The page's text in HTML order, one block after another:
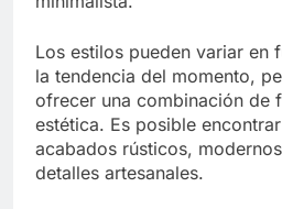
Los estilos pueden variar en
la tendencia del momento,
ofrecer una combinación de
estética. Es posible
acabados rústicos,
detalles artesanales.